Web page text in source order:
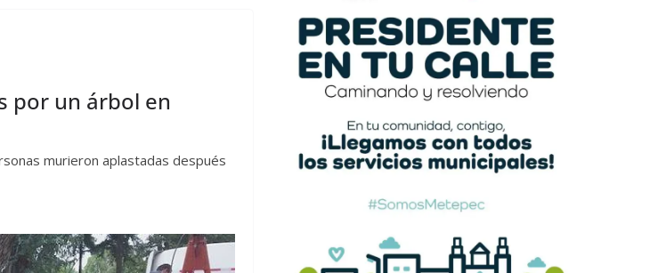
por un árbol en
murieron aplastadas después